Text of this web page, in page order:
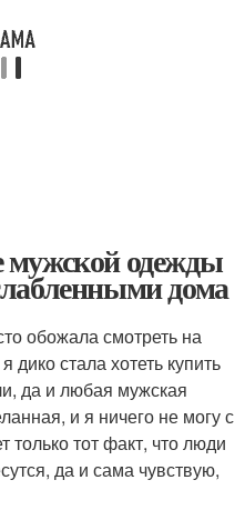
мужской одежды
дома
обожала смотреть на
дико стала хотеть купить
да и любая мужская
и я ничего не могу с
только тот факт, что люди
да и сама чувствую,